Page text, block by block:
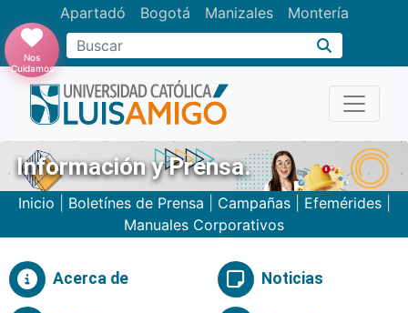
Apartadó Bogotá Manizales Montería
Buscar
Nos
Cuidamos
Información y Prensa.
Inicio Boletínes de Prensa Campañas| Efemérides|
Manuales Corporativos
Acerca de Noticias